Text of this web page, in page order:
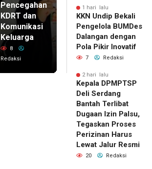
Pencegahan
KDRT dan
Komunikasi
Keluarga
8
Redaksi
1 hari lalu
KKN Undip Bekali
Pengelola BUMDes
Dalangan dengan
Pola Pikir Inovatif
7 Redaksi
2 hari lalu
Kepala DPMPTSP
Deli Serdang
Bantah Terlibat
Dugaan Izin Palsu,
Tegaskan Proses
Perizinan Harus
Lewat Jalur Resmi
20 Redaksi